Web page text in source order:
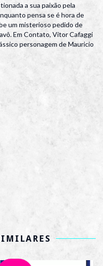
a sua paixão pela
pensa se é hora de
um misterioso pedido de
Em Contato, Vitor Cafaggi
personagem de Mauricio